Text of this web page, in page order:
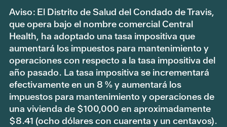
Aviso: El Distrito de Salud del Condado de Travis,
que opera bajo el nombre comercial Central
Health, ha adoptado una tasa impositiva que
aumentará los impuestos para mantenimiento y
operaciones con respecto a la tasa impositiva del
año pasado. La tasa impositiva se incrementará
efectivamente en un 8 % y aumentará los
impuestos para mantenimiento y operaciones de
una vivienda de $100,000 en aproximadamente
$8.41 (ocho dólares con cuarenta y un centavos).